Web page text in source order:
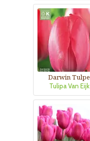
Darwin Tulpe
Tulipa Van Eijk